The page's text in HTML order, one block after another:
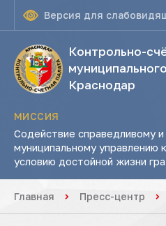
Версия для
Контрольно-
Краснодар
МИССИЯ
Содействие справедливому
муниципальному управлению
условию достойной жизни
Главная Пресс-центр